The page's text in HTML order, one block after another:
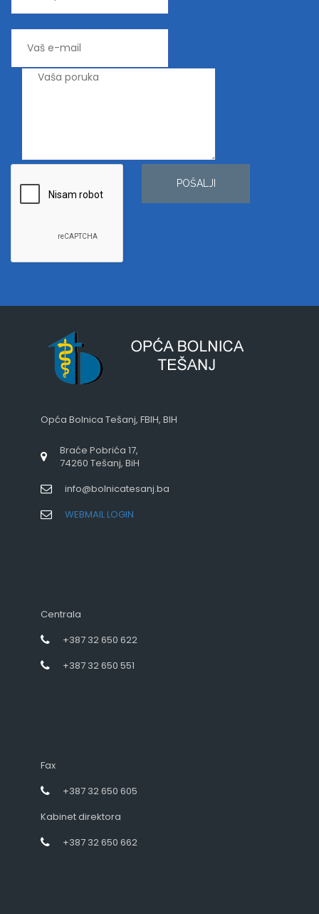
POŠALJI
Opća Bolnica Tešanj, FBIH, BIH
Braće Pobrića 17,
74260 Tešanj, BiH
info@bolnicatesanj.ba
WEBMAIL LOGIN
Centrala
+387 32 650 622
+387 32 650 551
Fax
+387 32 650 605
Kabinet direktora
+387 32 650 662